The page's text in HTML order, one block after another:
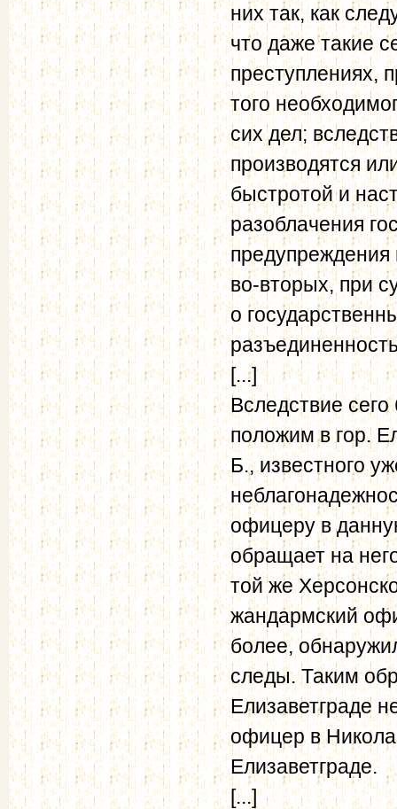
них так, как
что даже такие
преступлениях,
того
сих дел;
производятся
быстротой и
разоблачения
во-вторых, при
о
[...]
Вследствие
положим в гор.
Б., известного
офицеру в
обращает на
той же
жандармский
более,
следы. Таким
Елизаветграде
офицер в
Елизаветграде.
[...]